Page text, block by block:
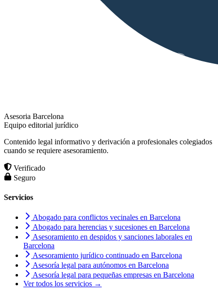
Asesoria Barcelona
Equipo editorial jurídico
Contenido legal informativo y derivación a profesionales colegiados
cuando se requiere asesoramiento.
Verificado
Seguro
Servicios
Abogado para conflictos vecinales en Barcelona
Abogado para herencias y sucesiones en Barcelona
Asesoramiento en despidos y sanciones laborales en
Barcelona
Asesoramiento jurídico continuado en Barcelona
Asesoría legal para autónomos en Barcelona
Asesoría legal para pequeñas empresas en Barcelona
Ver todos los servicios →